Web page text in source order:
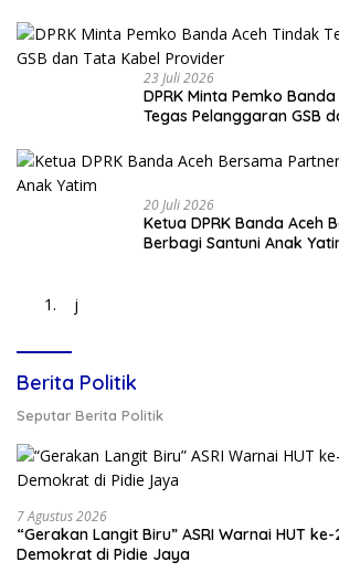
23 Juli 2026
DPRK Minta Pemko
Tegas Pelanggaran GSB
20 Juli 2026
Ketua DPRK Banda Aceh
Berbagi Santuni Anak
j
Berita Politik
Seputar Berita Politik
7 Agustus 2026
“Gerakan Langit Biru” ASRI Warnai HUT
Demokrat di Pidie Jaya